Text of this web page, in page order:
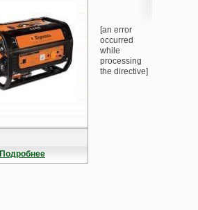
Подробнее
[an error
occurred
while
processing
the directive]